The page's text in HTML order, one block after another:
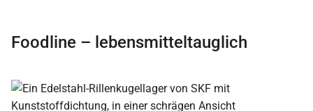
Foodline – lebensmitteltauglich